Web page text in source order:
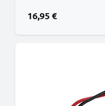
16,95 €